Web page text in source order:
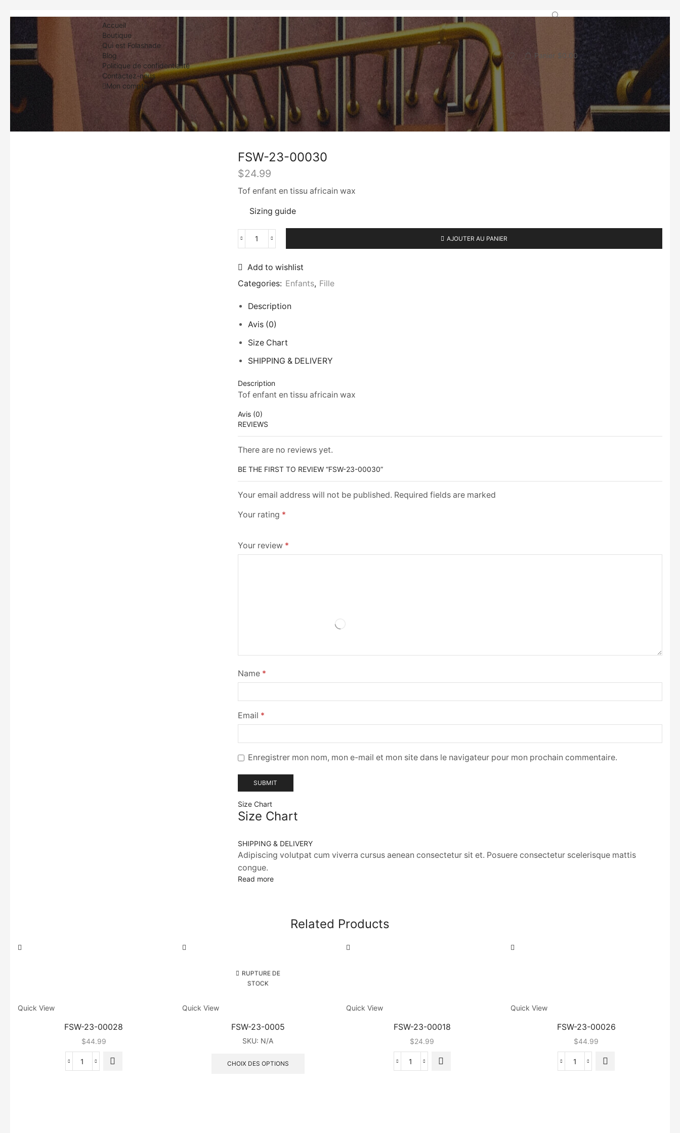
Accueil
Boutique
Qui est Folashade
Blog
Politique de confidentialité
Contactez-nous
Mon compte
Panier $0.00
FSW-23-00030
$24.99
Tof enfant en tissu africain wax
Sizing guide
quantité
FSW-
23-
00030
AJOUTER AU PANIER
Add to wishlist
Categories: Enfants, Fille
Description
Avis (0)
Size Chart
SHIPPING & DELIVERY
Description
Tof enfant en tissu africain wax
Avis (0)
REVIEWS
There are no reviews yet.
BE THE FIRST TO REVIEW “FSW-23-00030”
Your email address will not be published. Required fields are marked
Your rating *
Your review *
Name *
Email *
Enregistrer mon nom, mon e-mail et mon site dans le navigateur pour mon prochain commentaire.
Size Chart
Size Chart
SHIPPING & DELIVERY
Adipiscing volutpat cum viverra cursus aenean consectetur sit et. Posuere consectetur scelerisque mattis
congue.
Read more
Related Products
Quick View
FSW-23-00028
$44.99
quantité
RUPTURE DE
STOCK
Quick View
FSW-23-0005
SKU: N/A
CHOIX DES OPTIONS
Quick View
FSW-23-00018
$24.99
quantité
Quick View
FSW-23-00026
$44.99
quantité